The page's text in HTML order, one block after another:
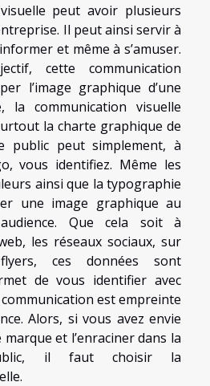
peut avoir plusieurs
Il peut ainsi servir à
et même à s’amuser.
cette communication
l’image graphique d’une
la communication visuelle
la charte graphique de
public peut simplement, à
vous identifiez. Même les
ainsi que la typographie
une image graphique au
Que cela soit à
les réseaux sociaux, sur
ces données sont
de vous identifier avec
est empreinte
Alors, si vous avez envie
et l’enraciner dans la
il faut choisir la